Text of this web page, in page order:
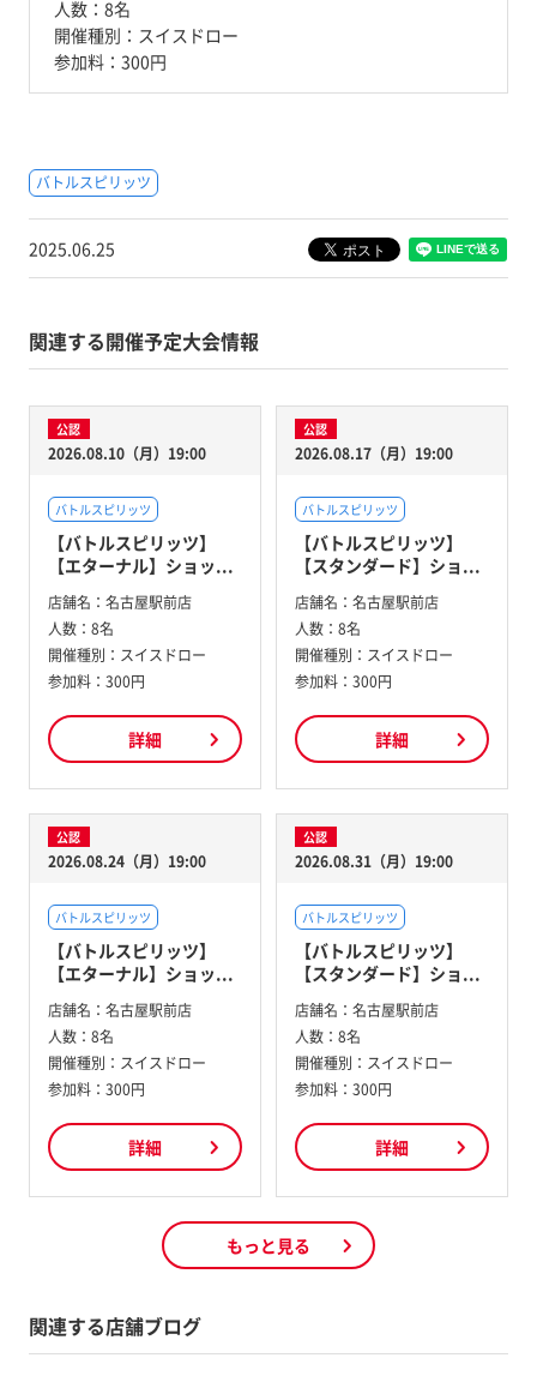
人数： 8名
開催種別： スイスドロー
参加料： 300円
バトルスピリッツ
2025.06.25
関連する開催予定大会情報
公認
2026.08.10（月）19:00
バトルスピリッツ
【バトルスピリッツ】
【エターナル】ショッ...
店舗名： 名古屋駅前店
人数： 8名
開催種別： スイスドロー
参加料： 300円
詳細
公認
2026.08.17（月）19:00
バトルスピリッツ
【バトルスピリッツ】
【スタンダード】ショ...
店舗名： 名古屋駅前店
人数： 8名
開催種別： スイスドロー
参加料： 300円
詳細
公認
2026.08.24（月）19:00
バトルスピリッツ
【バトルスピリッツ】
【エターナル】ショッ...
店舗名： 名古屋駅前店
人数： 8名
開催種別： スイスドロー
参加料： 300円
詳細
公認
2026.08.31（月）19:00
バトルスピリッツ
【バトルスピリッツ】
【スタンダード】ショ...
店舗名： 名古屋駅前店
人数： 8名
開催種別： スイスドロー
参加料： 300円
詳細
もっと見る
関連する店舗ブログ